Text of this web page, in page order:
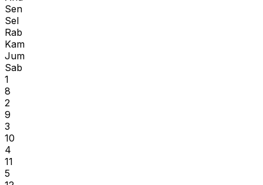
Sen
Sel
Rab
Kam
Jum
Sab
1
8
2
9
3
10
4
11
5